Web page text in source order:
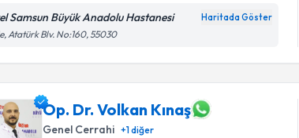
Samsun Büyük Anadolu Hastanesi Haritada Göster
Atatürk Blv. No:160, 55030
Op. Dr. Volkan Kınaş
Genel Cerrahi +1diğer